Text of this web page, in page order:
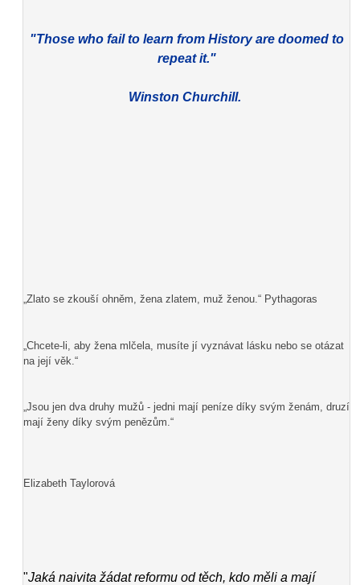
"Those who fail to learn from History are doomed to
repeat it."
Winston Churchill.
„Zlato se zkouší ohněm, žena zlatem, muž ženou.“ Pythagoras
„Chcete-li, aby žena mlčela, musíte jí vyznávat lásku nebo se otázat
na její věk.“
„Jsou jen dva druhy mužů - jedni mají peníze díky svým ženám, druzí
mají ženy díky svým penězům.“
Elizabeth Taylorová
"Jaká naivita žádat reformu od těch, kdo měli a mají